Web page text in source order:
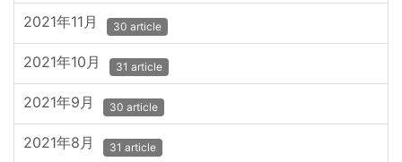
2021年11月 30 article
2021年10月 31 article
2021年9月 30 article
2021年8月 31 article